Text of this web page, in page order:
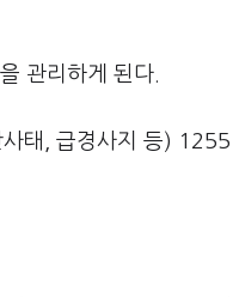
관리하게 된다.
태, 급경사지 등) 1255